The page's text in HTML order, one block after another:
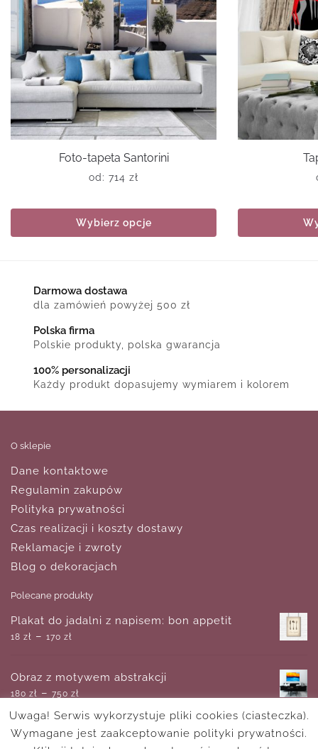
Foto-tapeta Santorini
od: 714 zł
Wybierz opcje
Darmowa dostawa
dla zamówień powyżej 500 zł
Polska firma
Polskie produkty, polska gwarancja
100% personalizacji
Każdy produkt dopasujemy wymiarem i kolorem
O sklepie
Dane kontaktowe
Regulamin zakupów
Polityka prywatności
Czas realizacji i koszty dostawy
Reklamacje i zwroty
Blog o dekoracjach
Polecane produkty
Plakat do jadalni z napisem: bon appetit
18 zł – 170 zł
Obraz z motywem abstrakcji
180 zł – 750 zł
Żółty plakat o miłości
Uwaga! Serwis wykorzystuje pliki cookies (ciasteczka).
Wymagane jest zaakceptowanie polityki prywatności.